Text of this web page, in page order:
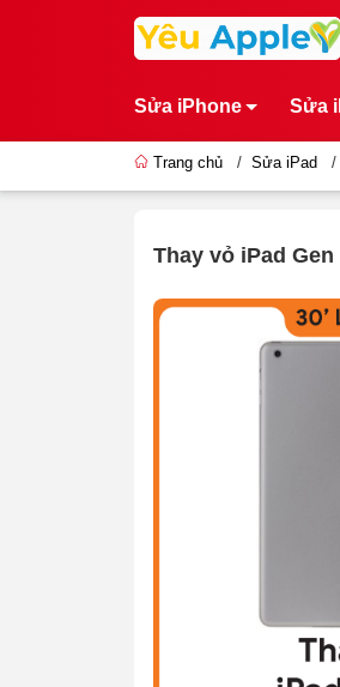
Sửa iPhone Sửa
Trang chủ / Sửa iPad /
Thay vỏ iPad Gen